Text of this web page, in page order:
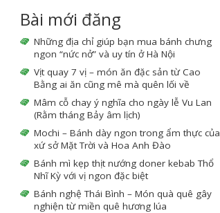
Bài mới đăng
Những địa chỉ giúp bạn mua bánh chưng
ngon “nức nở” và uy tín ở Hà Nội
Vịt quay 7 vị – món ăn đặc sản từ Cao
Bằng ai ăn cũng mê mà quên lối về
Mâm cỗ chay ý nghĩa cho ngày lễ Vu Lan
(Rằm tháng Bảy âm lịch)
Mochi – Bánh dày ngon trong ẩm thực của
xứ sở Mặt Trời và Hoa Anh Đào
Bánh mì kẹp thịt nướng doner kebab Thổ
Nhĩ Kỳ với vị ngon đặc biệt
Bánh nghệ Thái Bình – Món quà quê gây
nghiện từ miền quê hương lúa